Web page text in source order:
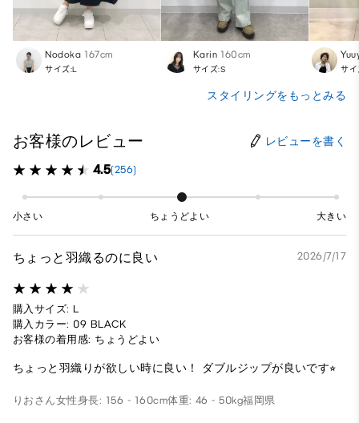
Nodoka 167cm
サイズ:L
Karin 160cm
サイズ:S サ
スタイリングをもっとみる
お客様のレビュー レビューを書く
4.5(256)
小さい ちょうどよい 大きい
ちょっと羽織るのに良い 2026/7/17
購入サイズ: L
購入カラー: 09 BLACK
お客様の着用感: ちょうどよい
ちょっと羽織りが欲しい時に良い！ ダブルジップが良いです⭐︎
りおさん女性身長: 156 - 160cm体重: 46 - 50kg福岡県